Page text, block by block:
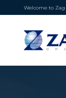
Welcome to